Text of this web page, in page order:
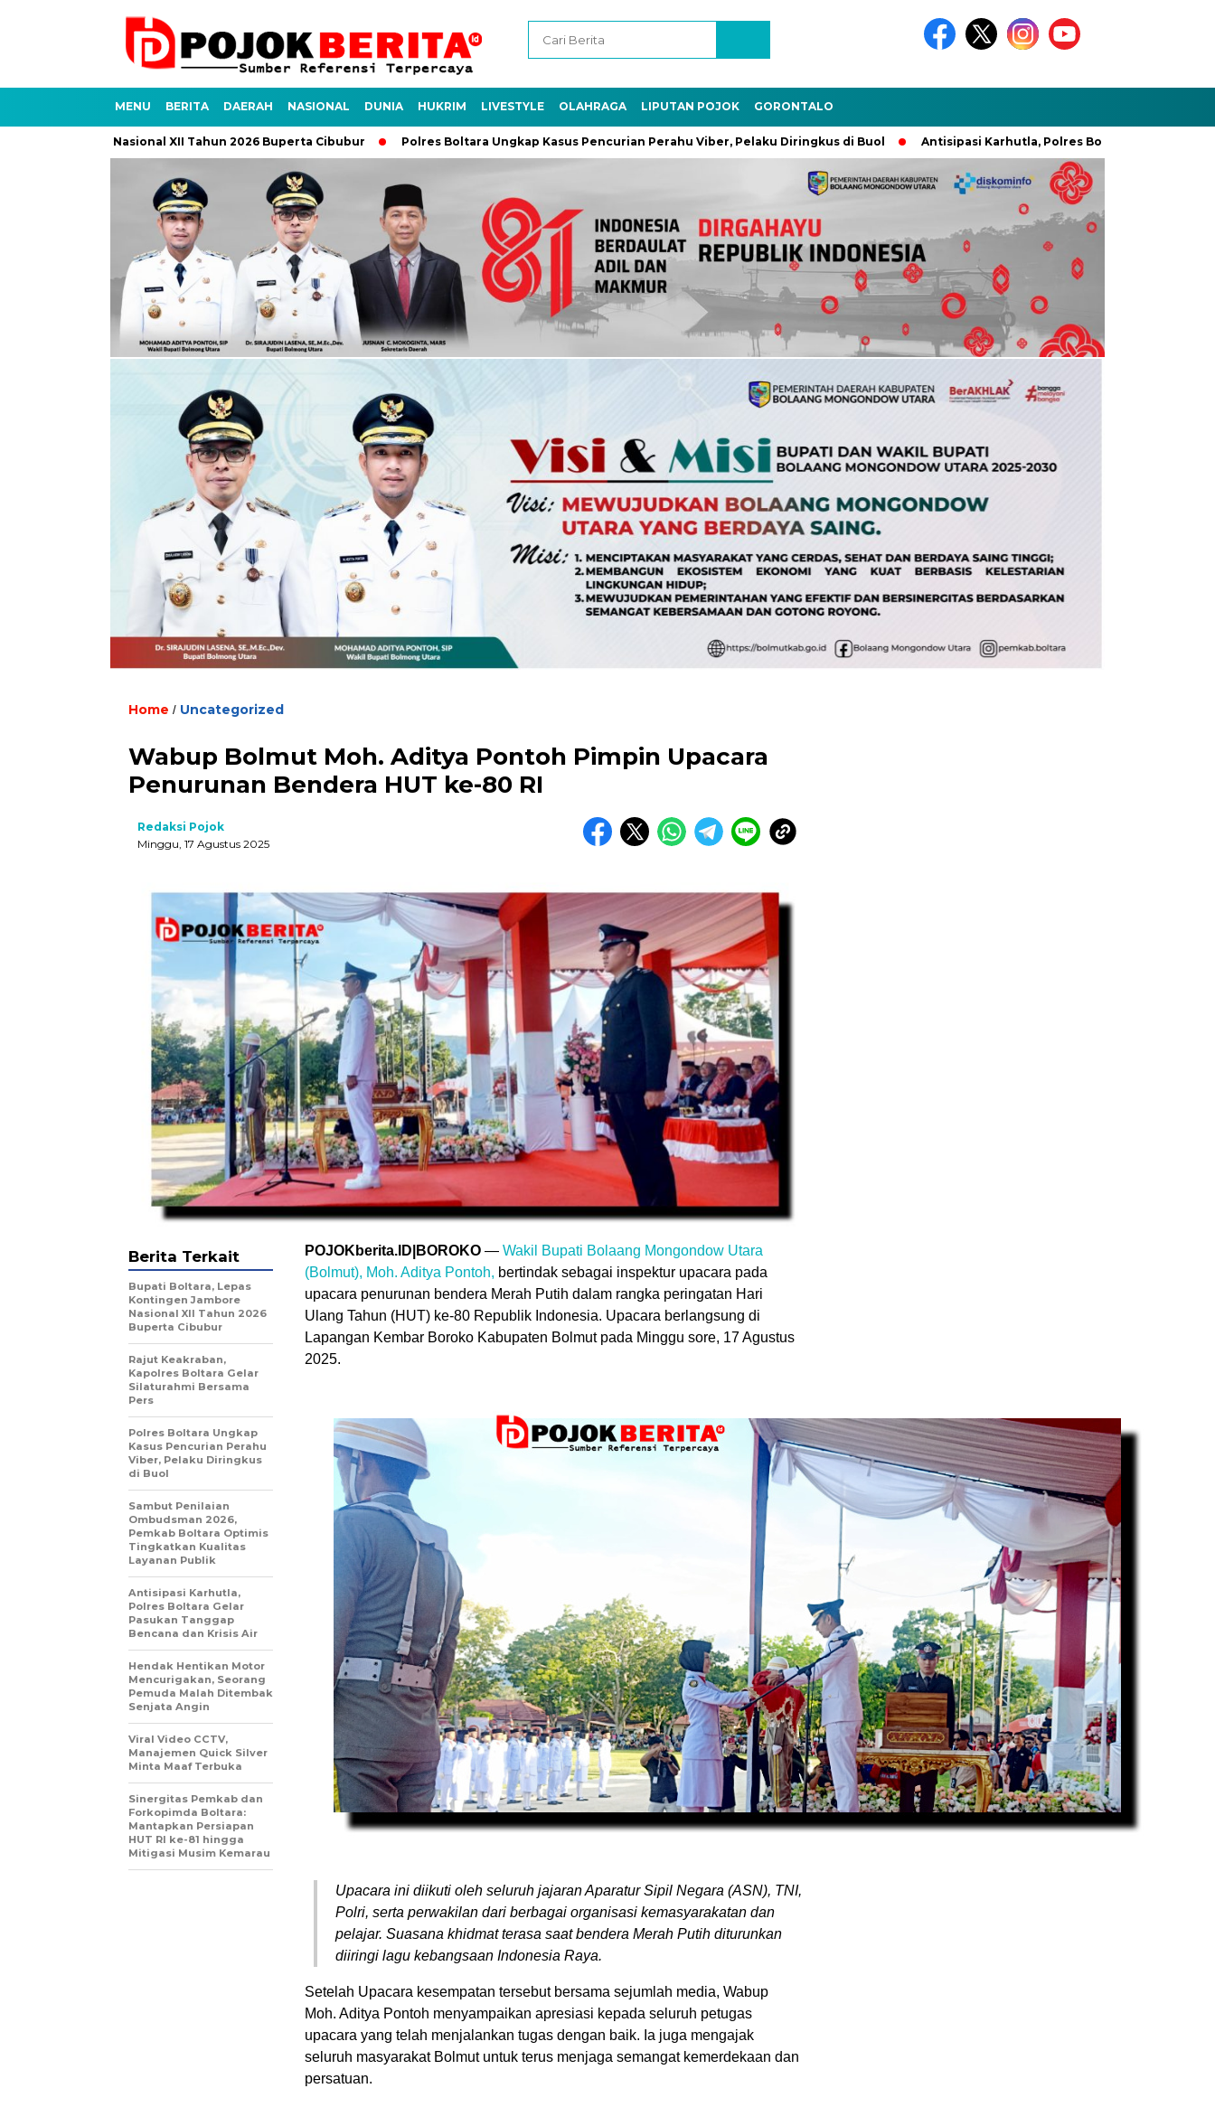
MENU BERITA DAERAH NASIONAL DUNIA HUKRIM LIVESTYLE OLAHRAGA LIPUTAN POJOK GORONTALO
Nasional XII Tahun 2026 Buperta Cibubur Polres Boltara Ungkap Kasus Pencurian Perahu Viber, Pelaku Diringkus di Buol Antisipasi Karhutla, Polres Boltara Gelar Pasukan
Home / Uncategorized
Wabup Bolmut Moh. Aditya Pontoh Pimpin Upacara
Penurunan Bendera HUT ke-80 RI
Redaksi Pojok
Minggu, 17 Agustus 2025
POJOKberita.ID|BOROKO — Wakil Bupati Bolaang Mongondow Utara
(Bolmut), Moh. Aditya Pontoh, bertindak sebagai inspektur upacara pada
upacara penurunan bendera Merah Putih dalam rangka peringatan Hari
Ulang Tahun (HUT) ke-80 Republik Indonesia. Upacara berlangsung di
Lapangan Kembar Boroko Kabupaten Bolmut pada Minggu sore, 17 Agustus
2025.
Upacara ini diikuti oleh seluruh jajaran Aparatur Sipil Negara (ASN), TNI,
Polri, serta perwakilan dari berbagai organisasi kemasyarakatan dan
pelajar. Suasana khidmat terasa saat bendera Merah Putih diturunkan
diiringi lagu kebangsaan Indonesia Raya.
Setelah Upacara kesempatan tersebut bersama sejumlah media, Wabup
Moh. Aditya Pontoh menyampaikan apresiasi kepada seluruh petugas
upacara yang telah menjalankan tugas dengan baik. Ia juga mengajak
seluruh masyarakat Bolmut untuk terus menjaga semangat kemerdekaan dan
persatuan.
Berita Terkait
Bupati Boltara, Lepas
Kontingen Jambore
Nasional XII Tahun 2026
Buperta Cibubur
Rajut Keakraban,
Kapolres Boltara Gelar
Silaturahmi Bersama
Pers
Polres Boltara Ungkap
Kasus Pencurian Perahu
Viber, Pelaku Diringkus
di Buol
Sambut Penilaian
Ombudsman 2026,
Pemkab Boltara Optimis
Tingkatkan Kualitas
Layanan Publik
Antisipasi Karhutla,
Polres Boltara Gelar
Pasukan Tanggap
Bencana dan Krisis Air
Hendak Hentikan Motor
Mencurigakan, Seorang
Pemuda Malah Ditembak
Senjata Angin
Viral Video CCTV,
Manajemen Quick Silver
Minta Maaf Terbuka
Sinergitas Pemkab dan
Forkopimda Boltara:
Mantapkan Persiapan
HUT RI ke-81 hingga
Mitigasi Musim Kemarau